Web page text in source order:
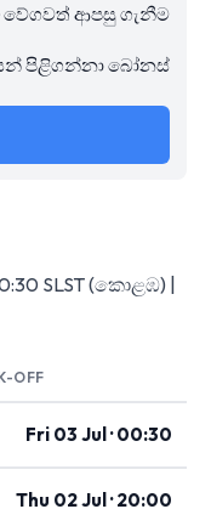
වේගවත් ආපසු ගැනීම
පිළිගන්නා බෝනස්
SLST (කොළඹ) |
OFF
Fri 03 Jul · 00:30
Thu 02 Jul · 20:00